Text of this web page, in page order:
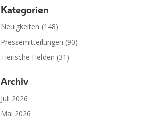
Kategorien
Neuigkeiten (148)
Pressemitteilungen (90)
Tierische Helden (31)
Archiv
Juli 2026
Mai 2026